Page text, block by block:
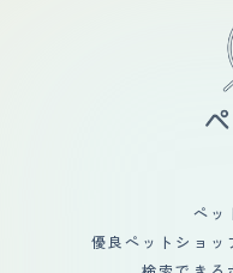
ペッ
優良ペットショッ